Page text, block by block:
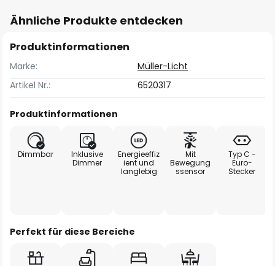
Ähnliche Produkte entdecken
Produktinformationen
Marke:
Müller-Licht
Artikel Nr.:
6520317
Produktinformationen
Dimmbar
Inklusive
Dimmer
Energieeffiz
ient und
langlebig
Mit
Bewegung
ssensor
Typ C -
Euro-
Stecker
Perfekt für diese Bereiche